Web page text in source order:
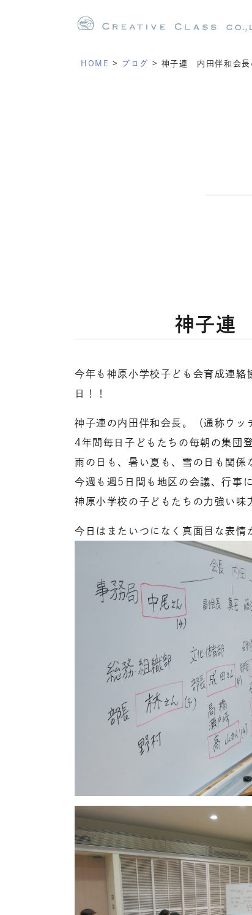
HOME > ブログ > 神子連 内田伴和会長
神子連
今年も神原小学校子ども会育成連
日！！
神子連の内田伴和会長。（通称ウッ
4年間毎日子どもたちの毎朝の集団
雨の日も、暑い夏も、雪の日も関係
今週も週5日間も地区の会議、行事
神原小学校の子どもたちの力強い味
今日はまたいつになく真面目な表情